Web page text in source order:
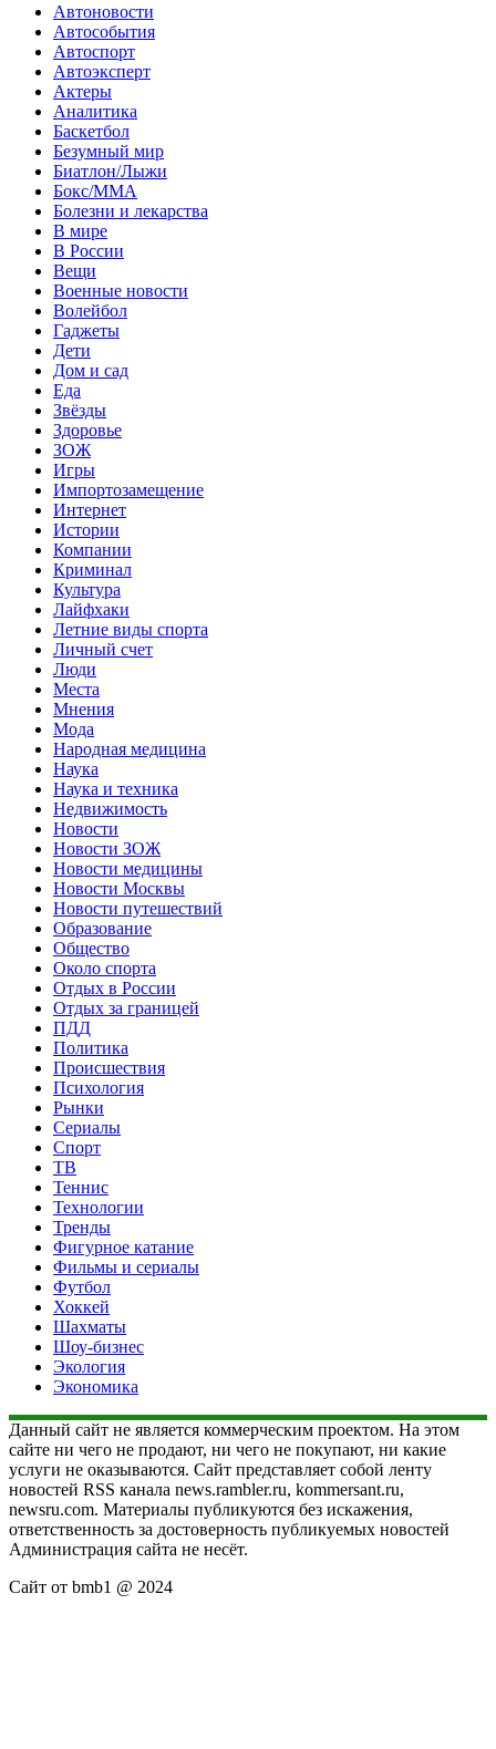
Автоновости
Автособытия
Автоспорт
Автоэксперт
Актеры
Аналитика
Баскетбол
Безумный мир
Биатлон/Лыжи
Бокс/MMA
Болезни и лекарства
В мире
В России
Вещи
Военные новости
Волейбол
Гаджеты
Дети
Дом и сад
Еда
Звёзды
Здоровье
ЗОЖ
Игры
Импортозамещение
Интернет
Истории
Компании
Криминал
Культура
Лайфхаки
Летние виды спорта
Личный счет
Люди
Места
Мнения
Мода
Народная медицина
Наука
Наука и техника
Недвижимость
Новости
Новости ЗОЖ
Новости медицины
Новости Москвы
Новости путешествий
Образование
Общество
Около спорта
Отдых в России
Отдых за границей
ПДД
Политика
Происшествия
Психология
Рынки
Сериалы
Спорт
ТВ
Теннис
Технологии
Тренды
Фигурное катание
Фильмы и сериалы
Футбол
Хоккей
Шахматы
Шоу-бизнес
Экология
Экономика
Данный сайт не является коммерческим проектом. На этом
сайте ни чего не продают, ни чего не покупают, ни какие
услуги не оказываются. Сайт представляет собой ленту
новостей RSS канала news.rambler.ru, kommersant.ru,
newsru.com. Материалы публикуются без искажения,
ответственность за достоверность публикуемых новостей
Администрация сайта не несёт.
Сайт от bmb1 @ 2024